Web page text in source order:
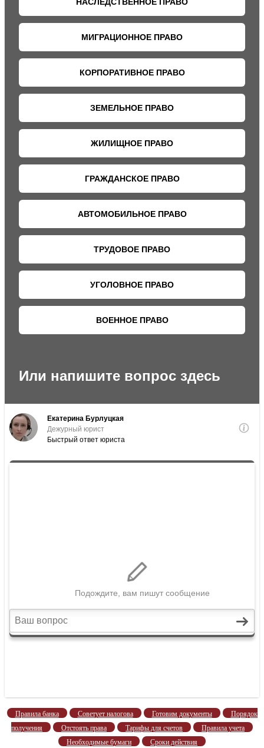
Правила банка Советует налогова Готовим документы
Порядок
получения
Отстоять права Тарифы для счетов
Правила учета
Необходимые бумаги
Сроки действия